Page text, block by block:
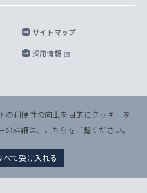
クセス
ー
サイトマップ
採用情報
All Rights Reserved.
の利便性の向上を目的にクッキーを
の詳細は、こちらをご覧ください。
べて受け入れる